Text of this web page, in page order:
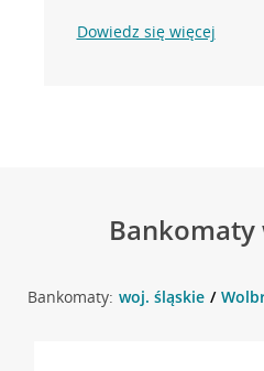
Dowiedz się więcej
Bankomaty: woj. śląskie